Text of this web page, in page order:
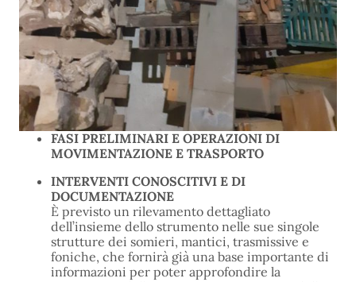
FASI PRELIMINARI E OPERAZIONI DI
MOVIMENTAZIONE E TRASPORTO
INTERVENTI CONOSCITIVI E DI
DOCUMENTAZIONE
È previsto un rilevamento dettagliato
dell’insieme dello strumento nelle sue singole
strutture dei somieri, mantici, trasmissive e
foniche, che fornirà già una base importante di
informazioni per poter approfondire la